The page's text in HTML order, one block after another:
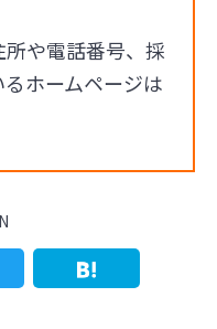
や電話番号、採
ホームページは